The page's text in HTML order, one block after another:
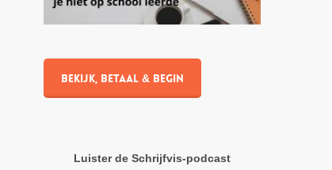
Bekijk, betaal & begin
Luister de Schrijfvis-podcast